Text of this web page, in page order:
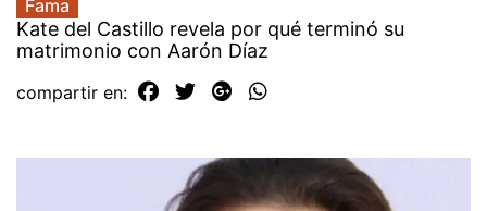
Fama
Kate del Castillo revela por qué terminó su
matrimonio con Aarón Díaz
compartir en: